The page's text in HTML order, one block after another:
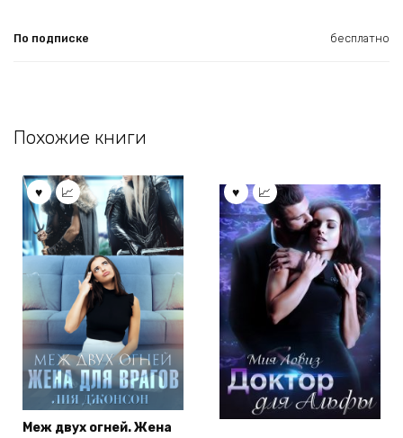
По подписке бесплатно
Похожие книги
Меж двух огней. Жена